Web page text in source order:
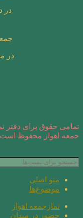
در
در
تمامی حقوق برای دفتر
جمعه اهواز محفوظ
منو اصلی
موضوع‌ها
نمازجمعه اهواز
حضور در میدان